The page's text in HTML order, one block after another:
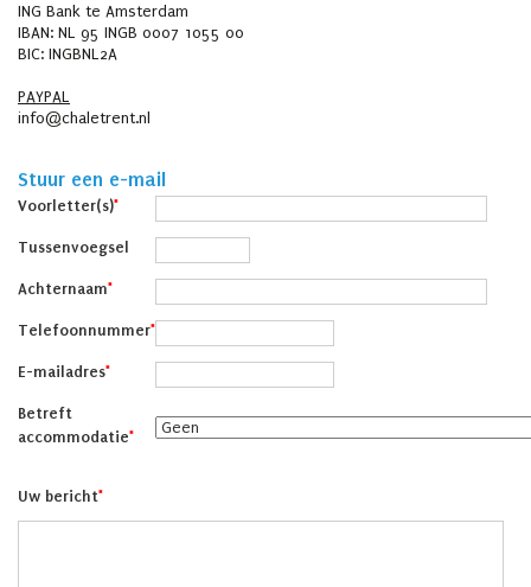
ING Bank te Amsterdam
IBAN: NL 95 INGB 0007 1055 00
BIC: INGBNL2A
PAYPAL
info@chaletrent.nl
Stuur een e-mail
Voorletter(s)*
Tussenvoegsel
Achternaam*
Telefoonnummer*
E-mailadres*
Betreft
accommodatie*
Uw bericht*